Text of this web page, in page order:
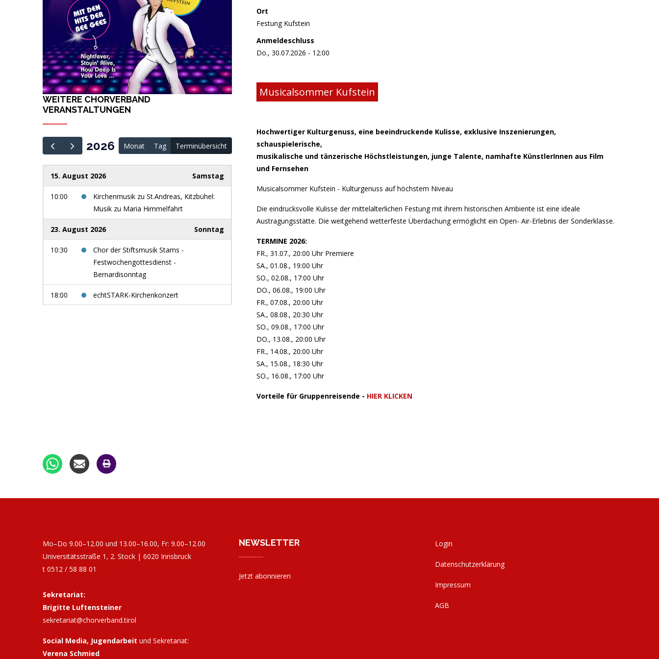
WEITERE CHORVERBAND
VERANSTALTUNGEN
2026 Monat Tag Terminübersicht
15. August 2026 Samstag
10:00
Kirchenmusik zu St.Andreas, Kitzbühel:
Musik zu Maria Himmelfahrt
23. August 2026 Sonntag
10:30
Chor der Stiftsmusik Stams -
Festwochengottesdienst -
Bernardisonntag
18:00 echtSTARK-Kirchenkonzert
Chorleitende und Sänger:innen
11. September 2026
15:00
Start: Basis-Lehrgang Kinder- und
Chorleitende und Sänger:innen
17:00
Fit for Singing in Reutte: Stimmbildung
für Chorleitende und Sänger:innen
18. September 2026
17:00
Singnachmittag für alle Singfreudigen ab
19. September 2026
Ort
Festung Kufstein
Anmeldeschluss
Do., 30.07.2026 - 12:00
Musicalsommer Kufstein
Hochwertiger Kulturgenuss, eine beeindruckende Kulisse, exklusive Inszenierungen,
schauspielerische,
musikalische und tänzerische Höchstleistungen, junge Talente, namhafte KünstlerInnen aus Film
und Fernsehen
Musicalsommer Kufstein - Kulturgenuss auf höchstem Niveau
Die eindrucksvolle Kulisse der mittelalterlichen Festung mit ihrem historischen Ambiente ist eine ideale
Austragungsstätte. Die weitgehend wetterfeste Überdachung ermöglicht ein Open- Air-Erlebnis der Sonderklasse.
TERMINE 2026:
FR., 31.07., 20:00 Uhr Premiere
SA., 01.08., 19:00 Uhr
SO., 02.08., 17:00 Uhr
DO., 06.08., 19:00 Uhr
FR., 07.08., 20:00 Uhr
SA., 08.08., 20:30 Uhr
SO., 09.08., 17:00 Uhr
DO., 13.08., 20:00 Uhr
FR., 14.08., 20:00 Uhr
SA., 15.08., 18:30 Uhr
SO., 16.08., 17:00 Uhr
Vorteile für Gruppenreisende - HIER KLICKEN
Mo–Do 9.00–12.00 und 13.00–16.00, Fr: 9.00–12.00
Universitätsstraße 1, 2. Stock | 6020 Innsbruck
t 0512 / 58 88 01
Sekretariat:
Brigitte Luftensteiner
sekretariat@chorverband.tirol
Social Media, Jugendarbeit und Sekretariat:
Verena Schmied
NEWSLETTER
Jetzt abonnieren
Login
Datenschutzerklärung
Impressum
AGB